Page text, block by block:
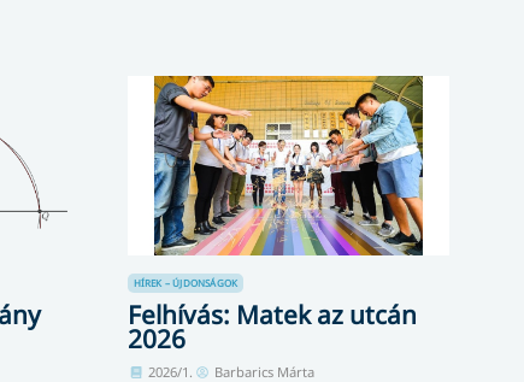
HÍREK – ÚJDONSÁGOK
Felhívás: Matek az utcán
2026
2026/1. Barbarics Márta